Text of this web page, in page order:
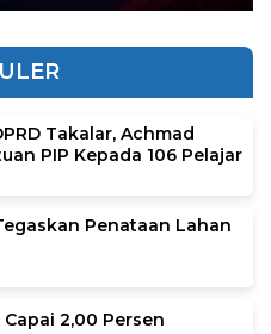
Takalar, Achmad
PIP Kepada 106 Pelajar
Penataan Lahan
2,00 Persen